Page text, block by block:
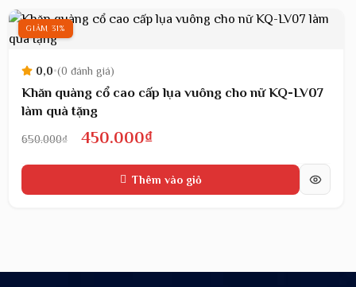
450.000₫.
GIẢM 31%
0,0•(0 đánh giá)
Khăn quàng cổ cao cấp lụa vuông cho nữ KQ-LV07
làm quà tặng
650.000₫
Giá
gốc
450.000₫Giá
hiện
tại
Thêm vào giỏ